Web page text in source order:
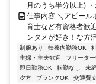
月のうち半分以上)
仕事内容 ＼アピー
育士など有資格者歓
ンタメが好き！な方
制服あり 扶養内勤務OK
主婦・主夫歓迎
フリータ
即日勤務OK
転勤なし 未
夕方
ブランクOK 交通費